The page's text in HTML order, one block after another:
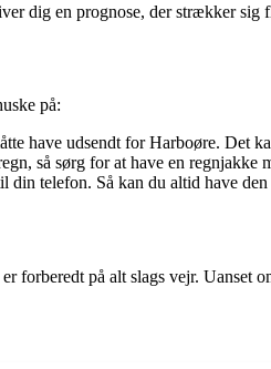
dig en prognose, der strækker sig
på:
have udsendt for Harboøre. Det
så sørg for at have en regnjakke
telefon. Så kan du altid have den
på alt slags vejr. Uanset